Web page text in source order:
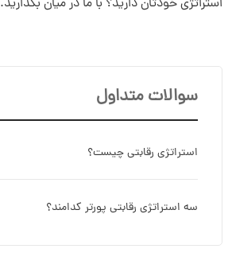
استراتژی خودتان دارید؟ با ما در میان بگذارید.
سوالات متداول
استراتژی رقابتی چیست؟
سه استراتژی رقابتی پورتر کدامند؟